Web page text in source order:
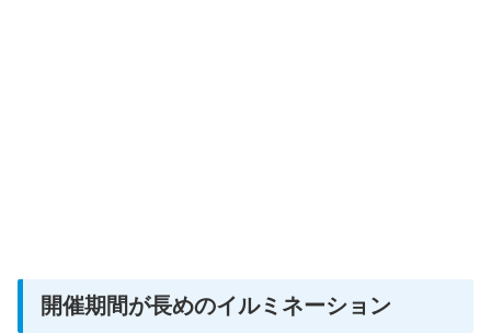
開催期間が長めのイルミネーション